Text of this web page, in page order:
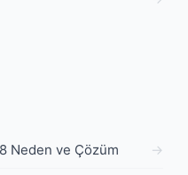
Neden ve Çözüm